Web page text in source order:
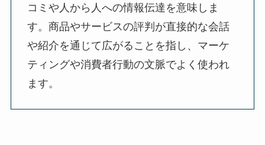
コミや人から人への情報伝達を意味しま
す。商品やサービスの評判が直接的な会話
や紹介を通じて広がることを指し、マーケ
ティングや消費者行動の文脈でよく使われ
ます。